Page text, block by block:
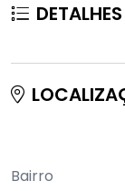
DETALHES
Bairro